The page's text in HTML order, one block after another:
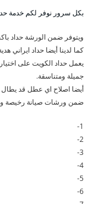
بكل سرور نوفر لكم خدمة
ويتوفر ضمن الورشة حداد
كما لدينا أيضا حداد ايراني
يعمل حداد الكويت على
جميلة ومتناسقة.
أيضا اصلاح اي عطل قد يطال
ضمن ورشات صيانة رخيصة
1-
2-
3-
4-
5-
6-